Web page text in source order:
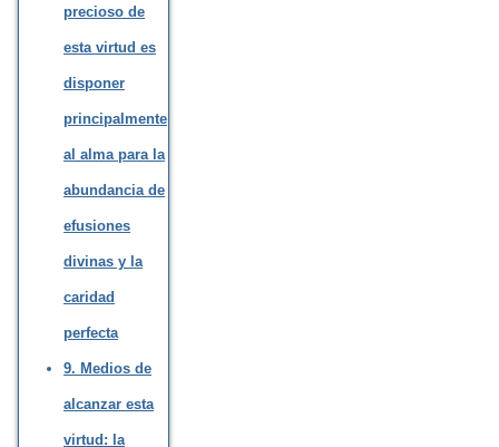
precioso de
esta virtud es
disponer
principalmente
al alma para la
abundancia de
efusiones
divinas y la
caridad
perfecta
9. Medios de
alcanzar esta
virtud: la